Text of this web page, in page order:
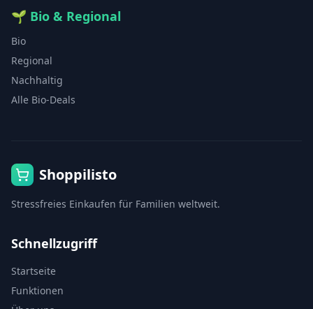
🌱 Bio & Regional
Bio
Regional
Nachhaltig
Alle Bio-Deals
Shoppilisto
Stressfreies Einkaufen für Familien weltweit.
Schnellzugriff
Startseite
Funktionen